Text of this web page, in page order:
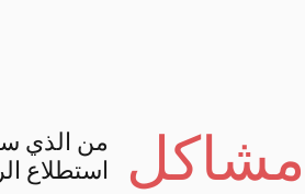
من الذي سيجيب على
استطلاع الرأي؟